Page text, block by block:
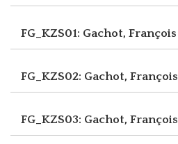
FG_KZS01: Gachot, François
FG_KZS02: Gachot, François
FG_KZS03: Gachot, François